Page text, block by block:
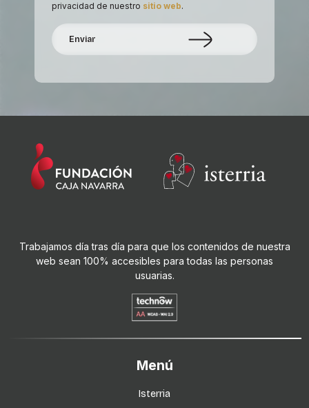
privacidad de nuestro sitio web.
Enviar
Trabajamos día tras día para que los contenidos de nuestra
web sean 100% accesibles para todas las personas
usuarias.
Menú
Isterria